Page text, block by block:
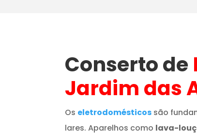
Conserto de
Jardim das
Os eletrodomésticos são
lares. Aparelhos como lava-